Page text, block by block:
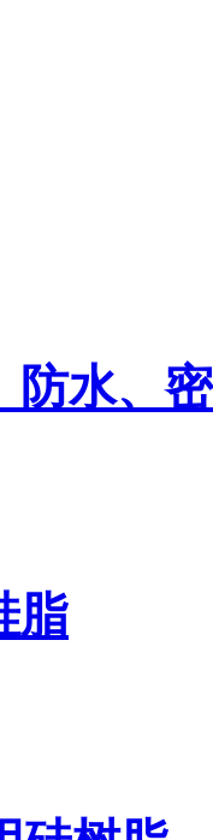
防水、密
脂